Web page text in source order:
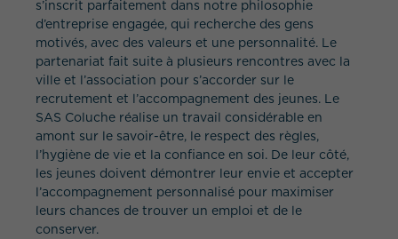
s’inscrit parfaitement dans notre philosophie
d’entreprise engagée, qui recherche des gens
motivés, avec des valeurs et une personnalité. Le
partenariat fait suite à plusieurs rencontres avec la
ville et l’association pour s’accorder sur le
recrutement et l’accompagnement des jeunes. Le
SAS Coluche réalise un travail considérable en
amont sur le savoir-être, le respect des règles,
l’hygiène de vie et la confiance en soi. De leur côté,
les jeunes doivent démontrer leur envie et accepter
l’accompagnement personnalisé pour maximiser
leurs chances de trouver un emploi et de le
conserver.